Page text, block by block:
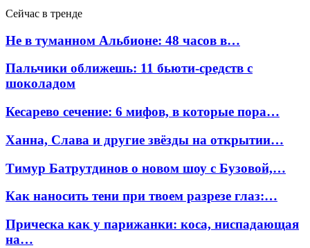
Сейчас в тренде
Не в туманном Альбионе: 48 часов в…
Пальчики оближешь: 11 бьюти-средств с
шоколадом
Кесарево сечение: 6 мифов, в которые пора…
Ханна, Слава и другие звёзды на открытии…
Тимур Батрутдинов о новом шоу с Бузовой,…
Как наносить тени при твоем разрезе глаз:…
Прическа как у парижанки: коса, ниспадающая
на…